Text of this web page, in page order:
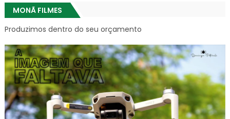
MONÃ FILMES
Produzimos dentro do seu orçamento